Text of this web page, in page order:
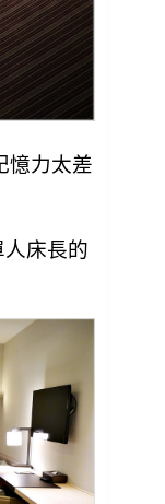
憶力太差
床長的